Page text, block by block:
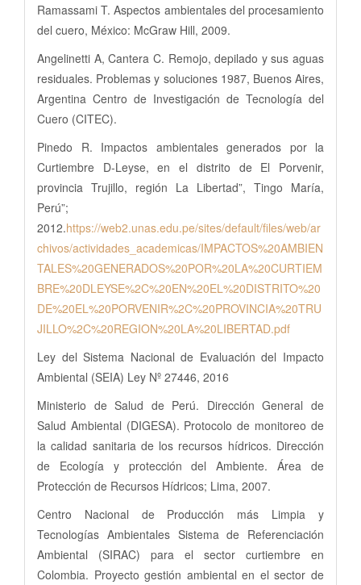
Ramassami T. Aspectos ambientales del procesamiento
del cuero, México: McGraw Hill, 2009.
Angelinetti A, Cantera C. Remojo, depilado y sus aguas
residuales. Problemas y soluciones 1987, Buenos Aires,
Argentina Centro de Investigación de Tecnología del
Cuero (CITEC).
Pinedo R. Impactos ambientales generados por la
Curtiembre D-Leyse, en el distrito de El Porvenir,
provincia Trujillo, región La Libertad”, Tingo María,
Perú”;
2012.https://web2.unas.edu.pe/sites/default/files/web/ar
chivos/actividades_academicas/IMPACTOS%20AMBIEN
TALES%20GENERADOS%20POR%20LA%20CURTIEM
BRE%20DLEYSE%2C%20EN%20EL%20DISTRITO%20
DE%20EL%20PORVENIR%2C%20PROVINCIA%20TRU
JILLO%2C%20REGION%20LA%20LIBERTAD.pdf
Ley del Sistema Nacional de Evaluación del Impacto
Ambiental (SEIA) Ley Nº 27446, 2016
Ministerio de Salud de Perú. Dirección General de
Salud Ambiental (DIGESA). Protocolo de monitoreo de
la calidad sanitaria de los recursos hídricos. Dirección
de Ecología y protección del Ambiente. Área de
Protección de Recursos Hídricos; Lima, 2007.
Centro Nacional de Producción más Limpia y
Tecnologías Ambientales Sistema de Referenciación
Ambiental (SIRAC) para el sector curtiembre en
Colombia. Proyecto gestión ambiental en el sector de